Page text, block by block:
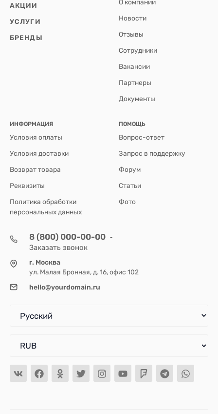
АКЦИИ
УСЛУГИ
БРЕНДЫ
О компании
Новости
Отзывы
Сотрудники
Вакансии
Партнеры
Документы
ИНФОРМАЦИЯ
Условия оплаты
Условия доставки
Возврат товара
Реквизиты
Политика обработки
персональных данных
ПОМОЩЬ
Вопрос-ответ
Запрос в поддержку
Форум
Статьи
Фото
8 (800) 000-00-00
Заказать звонок
г. Москва
ул. Малая Бронная, д. 16, офис 102
hello@yourdomain.ru